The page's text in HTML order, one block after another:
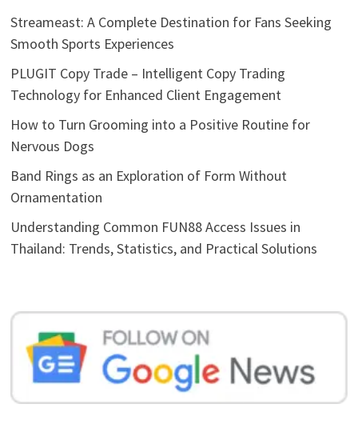
Streameast: A Complete Destination for Fans Seeking
Smooth Sports Experiences
PLUGIT Copy Trade – Intelligent Copy Trading
Technology for Enhanced Client Engagement
How to Turn Grooming into a Positive Routine for
Nervous Dogs
Band Rings as an Exploration of Form Without
Ornamentation
Understanding Common FUN88 Access Issues in
Thailand: Trends, Statistics, and Practical Solutions